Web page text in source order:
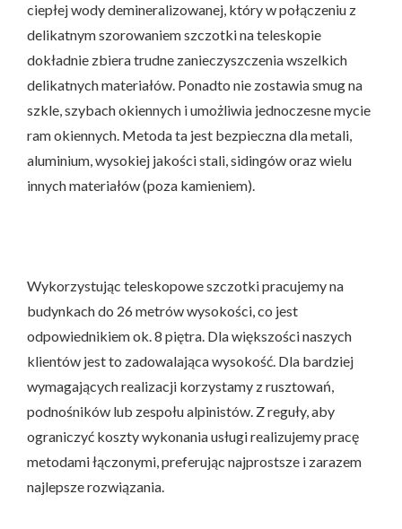
ciepłej wody demineralizowanej, który w połączeniu z
delikatnym szorowaniem szczotki na teleskopie
dokładnie zbiera trudne zanieczyszczenia wszelkich
delikatnych materiałów. Ponadto nie zostawia smug na
szkle, szybach okiennych i umożliwia jednoczesne mycie
ram okiennych. Metoda ta jest bezpieczna dla metali,
aluminium, wysokiej jakości stali, sidingów oraz wielu
innych materiałów (poza kamieniem).
Wykorzystując teleskopowe szczotki pracujemy na
budynkach do 26 metrów wysokości, co jest
odpowiednikiem ok. 8 piętra. Dla większości naszych
klientów jest to zadowalająca wysokość. Dla bardziej
wymagających realizacji korzystamy z rusztowań,
podnośników lub zespołu alpinistów. Z reguły, aby
ograniczyć koszty wykonania usługi realizujemy pracę
metodami łączonymi, preferując najprostsze i zarazem
najlepsze rozwiązania.